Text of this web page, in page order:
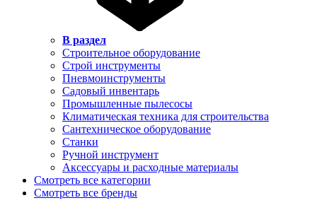
В раздел
Строительное оборудование
Строй инструменты
Пневмоинструменты
Садовый инвентарь
Промышленные пылесосы
Климатическая техника для строительства
Сантехническое оборудование
Станки
Ручной инструмент
Аксессуары и расходные материалы
Смотреть все категории
Смотреть все бренды